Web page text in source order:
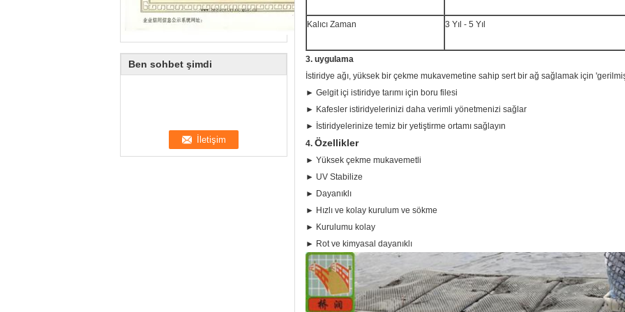
Ben sohbet şimdi
Kalıcı Zaman 3 Yıl - 5 Yıl
3. uygulama
İstiridye ağı, yüksek bir çekme mukavemetine sahip sert bir ağ sağlamak için
► Gelgit içi istiridye tarımı için boru filesi
► Kafesler istiridyelerinizi daha verimli yönetmenizi sağlar
► İstiridyelerinize temiz bir yetiştirme ortamı sağlayın
4. Özellikler
► Yüksek çekme mukavemetli
► UV Stabilize
► Dayanıklı
► Hızlı ve kolay kurulum ve sökme
► Kurulumu kolay
► Rot ve kimyasal dayanıklı